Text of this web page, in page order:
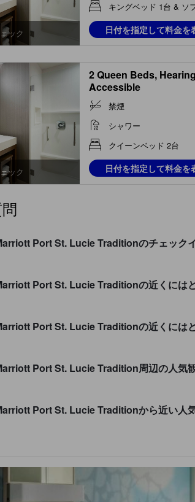
ック 日付を指定して料金を
ック
2 Queen Beds, Hearing
Accessible
禁煙
シャワー
クイーンベッド 2台
日付を指定して料金を
Port St. Lucie Traditionのチェック
Port St. Lucie Traditionの近くには
Port St. Lucie Traditionの近くには
Port St. Lucie Tradition周辺の人気
Port St. Lucie Traditionから近い人